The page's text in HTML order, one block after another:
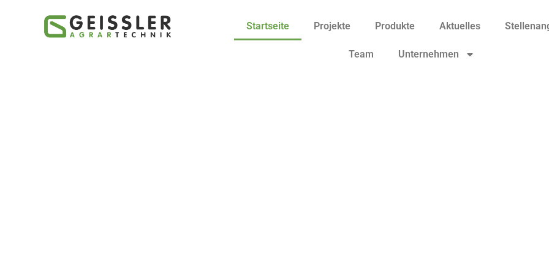
Startseite Projekte Produkte Aktuelles
Team Unternehmen